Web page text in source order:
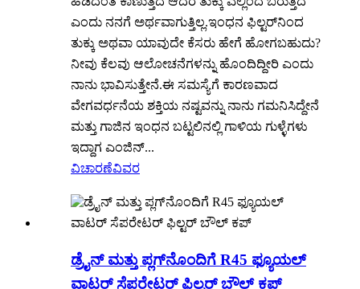
ಎಂದು ನನಗೆ ಅರ್ಥವಾಗುತ್ತಿಲ್ಲ.ಇಂಧನ ಫಿಲ್ಟರ್‌ನಿಂದ
ತುಕ್ಕು ಅಥವಾ ಯಾವುದೇ ಕೆಸರು ಹೇಗೆ ಹೋಗಬಹುದು?
ನೀವು ಕೆಲವು ಆಲೋಚನೆಗಳನ್ನು ಹೊಂದಿದ್ದೀರಿ ಎಂದು
ನಾನು ಭಾವಿಸುತ್ತೇನೆ.ಈ ಸಮಸ್ಯೆಗೆ ಕಾರಣವಾದ
ವೇಗವರ್ಧನೆಯ ಶಕ್ತಿಯ ನಷ್ಟವನ್ನು ನಾನು ಗಮನಿಸಿದ್ದೇನೆ
ಮತ್ತು ಗಾಜಿನ ಇಂಧನ ಬಟ್ಟಲಿನಲ್ಲಿ ಗಾಳಿಯ ಗುಳ್ಳೆಗಳು
ಇದ್ದಾಗ ಎಂಜಿನ್...
ವಿಚಾರಣೆವಿವರ
ಡ್ರೈನ್ ಮತ್ತು ಪ್ಲಗ್‌ನೊಂದಿಗೆ R45 ಫ್ಯೂಯಲ್
ವಾಟರ್ ಸೆಪರೇಟರ್ ಫಿಲ್ಟರ್ ಬೌಲ್ ಕಪ್